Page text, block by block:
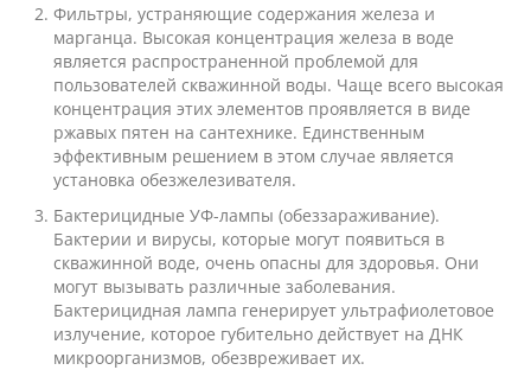
Фильтры, устраняющие содержания железа и
марганца. Высокая концентрация железа в воде
является распространенной проблемой для
пользователей скважинной воды. Чаще всего высокая
концентрация этих элементов проявляется в виде
ржавых пятен на сантехнике. Единственным
эффективным решением в этом случае является
установка обезжелезивателя.
Бактерицидные УФ-лампы (обеззараживание).
Бактерии и вирусы, которые могут появиться в
скважинной воде, очень опасны для здоровья. Они
могут вызывать различные заболевания.
Бактерицидная лампа генерирует ультрафиолетовое
излучение, которое губительно действует на ДНК
микроорганизмов, обезвреживает их.